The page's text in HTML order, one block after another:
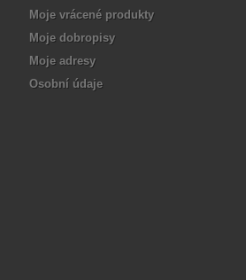
Moje vrácené produkty
Moje dobropisy
Moje adresy
Osobní údaje